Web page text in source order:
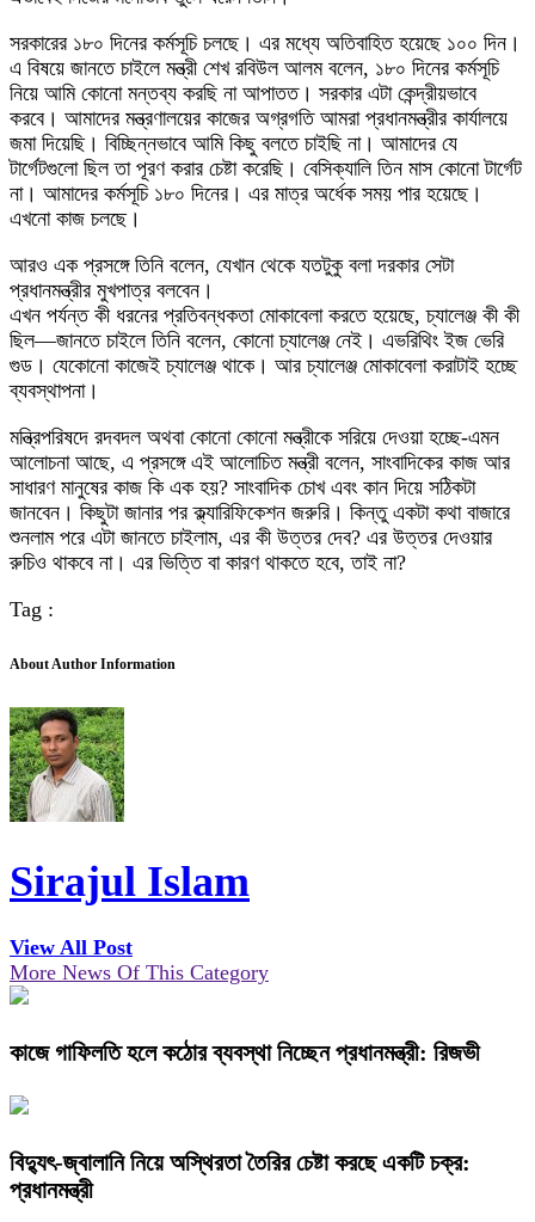
সরকারের ১৮০ দিনের কর্মসূচি চলছে। এর মধ্যে অতিবাহিত হয়েছে ১০০ দিন।
এ বিষয়ে জানতে চাইলে মন্ত্রী শেখ রবিউল আলম বলেন, ১৮০ দিনের কর্মসূচি
নিয়ে আমি কোনো মন্তব্য করছি না আপাতত। সরকার এটা কেন্দ্রীয়ভাবে
করবে। আমাদের মন্ত্রণালয়ের কাজের অগ্রগতি আমরা প্রধানমন্ত্রীর কার্যালয়ে
জমা দিয়েছি। বিচ্ছিন্নভাবে আমি কিছু বলতে চাইছি না। আমাদের যে
টার্গেটগুলো ছিল তা পূরণ করার চেষ্টা করেছি। বেসিক্যালি তিন মাস কোনো টার্গেট
না। আমাদের কর্মসূচি ১৮০ দিনের। এর মাত্র অর্ধেক সময় পার হয়েছে।
এখনো কাজ চলছে।
আরও এক প্রসঙ্গে তিনি বলেন, যেখান থেকে যতটুকু বলা দরকার সেটা
প্রধানমন্ত্রীর মুখপাত্র বলবেন।
এখন পর্যন্ত কী ধরনের প্রতিবন্ধকতা মোকাবেলা করতে হয়েছে, চ্যালেঞ্জ কী কী
ছিল—জানতে চাইলে তিনি বলেন, কোনো চ্যালেঞ্জ নেই। এভরিথিং ইজ ভেরি
গুড। যেকোনো কাজেই চ্যালেঞ্জ থাকে। আর চ্যালেঞ্জ মোকাবেলা করাটাই হচ্ছে
ব্যবস্থাপনা।
মন্ত্রিপরিষদে রদবদল অথবা কোনো কোনো মন্ত্রীকে সরিয়ে দেওয়া হচ্ছে-এমন
আলোচনা আছে, এ প্রসঙ্গে এই আলোচিত মন্ত্রী বলেন, সাংবাদিকের কাজ আর
সাধারণ মানুষের কাজ কি এক হয়? সাংবাদিক চোখ এবং কান দিয়ে সঠিকটা
জানবেন। কিছুটা জানার পর ক্ল্যারিফিকেশন জরুরি। কিন্তু একটা কথা বাজারে
শুনলাম পরে এটা জানতে চাইলাম, এর কী উত্তর দেব? এর উত্তর দেওয়ার
রুচিও থাকবে না। এর ভিত্তি বা কারণ থাকতে হবে, তাই না?
Tag :
About Author Information
Sirajul Islam
View All Post
More News Of This Category
কাজে গাফিলতি হলে কঠোর ব্যবস্থা নিচ্ছেন প্রধানমন্ত্রী: রিজভী
বিদ্যুৎ-জ্বালানি নিয়ে অস্থিরতা তৈরির চেষ্টা করছে একটি চক্র:
প্রধানমন্ত্রী